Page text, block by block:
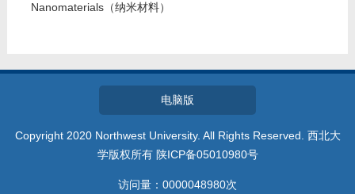
Nanomaterials（纳米材料）
电脑版
Copyright 2020 Northwest University. All Rights Reserved. 西北大
学版权所有 陕ICP备05010980号
访问量： 0000048980次